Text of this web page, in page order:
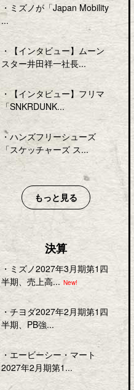
・ ミズノが「Japan Mobility
...
・
【インタビュー】ムーン
スター井田祥一社長...
・ 【インタビュー】フリマ
「SNKRDUNK...
・ハンズフリーシューズ
「スケッチャーズ ス...
もっと見る
決算
・ ミズノ2027年3月期第1四
半期、売上高... New!
・チヨダ2027年2月期第1四
半期、PB強...
・エービーシー・マート
2027年2月期第1...